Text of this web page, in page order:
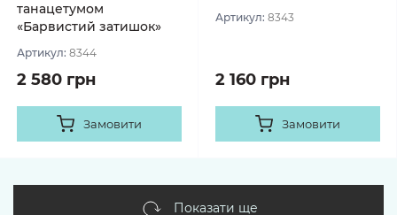
танацетумом
«Барвистий затишок»
Артикул: 8344
2 580 грн
Замовити
Артикул: 8343
2 160 грн
Замовити
Показати ще